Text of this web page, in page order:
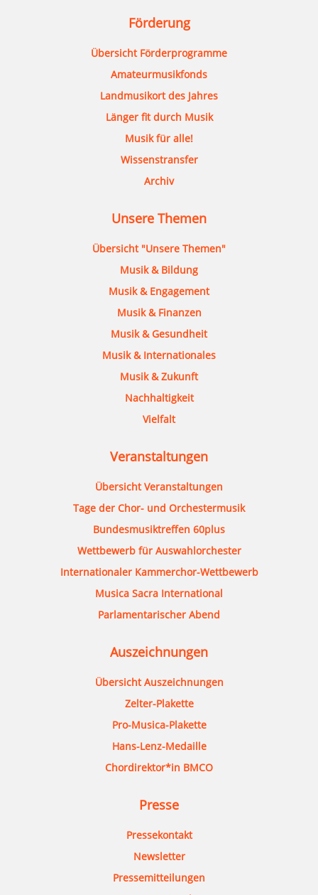
Förderung
Übersicht Förderprogramme
Amateurmusikfonds
Landmusikort des Jahres
Länger fit durch Musik
Musik für alle!
Wissenstransfer
Archiv
Unsere Themen
Übersicht "Unsere Themen"
Musik & Bildung
Musik & Engagement
Musik & Finanzen
Musik & Gesundheit
Musik & Internationales
Musik & Zukunft
Nachhaltigkeit
Vielfalt
Veranstaltungen
Übersicht Veranstaltungen
Tage der Chor- und Orchestermusik
Bundesmusiktreffen 60plus
Wettbewerb für Auswahlorchester
Internationaler Kammerchor-Wettbewerb
Musica Sacra International
Parlamentarischer Abend
Auszeichnungen
Übersicht Auszeichnungen
Zelter-Plakette
Pro-Musica-Plakette
Hans-Lenz-Medaille
Chordirektor*in BMCO
Presse
Pressekontakt
Newsletter
Pressemitteilungen